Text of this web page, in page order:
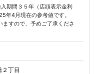
期間３５年（店頭表示金利
4月現在の参考値です。
すので、予めご了承くださ
丁目